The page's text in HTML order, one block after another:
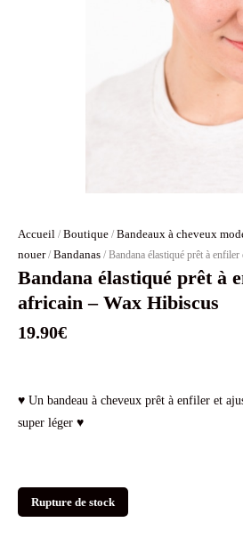
Accueil / Boutique / Bandeaux à cheveux
nouer/ Bandanas / Bandana élastiqué prêt à
Bandana élastiqué prêt à
africain – Wax Hibiscus
19.90€
♥ Un bandeau à cheveux prêt à enfiler et
super léger ♥
Rupture de stock